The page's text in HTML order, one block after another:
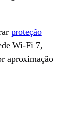
proteção
Wi-Fi 7,
aproximação